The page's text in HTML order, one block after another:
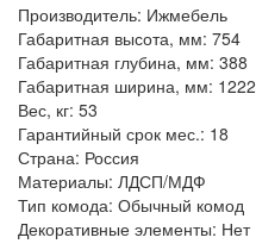
Производитель: Ижмебель
Габаритная высота, мм: 754
Габаритная глубина, мм: 388
Габаритная ширина, мм: 1222
Вес, кг: 53
Гарантийный срок мес.: 18
Страна: Россия
Материалы: ЛДСП/МДФ
Тип комода: Обычный комод
Декоративные элементы: Нет